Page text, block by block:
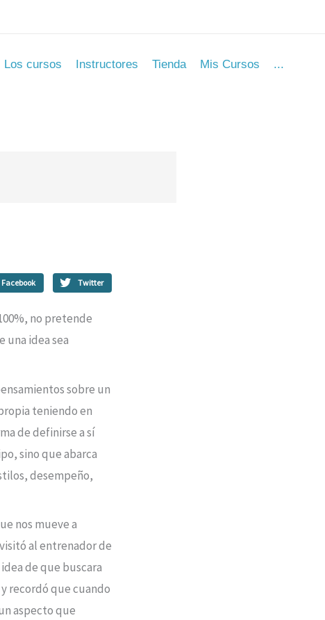
Los cursos Instructores Tienda Mis Cursos ...
Facebook Twitter
no pretende
idea sea
sobre un
teniendo en
de definirse a sí
sino que abarca
desempeño,
nos mueve a
al entrenador de
de que buscara
recordó que cuando
aspecto que